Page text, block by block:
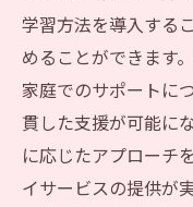
持続可能
放課後等デイ
新しい支
社会の変
次世代リー
学習方法を導入する
めることができます
家庭でのサポートに
貫した支援が可能に
に応じたアプローチ
イサービスの提供が